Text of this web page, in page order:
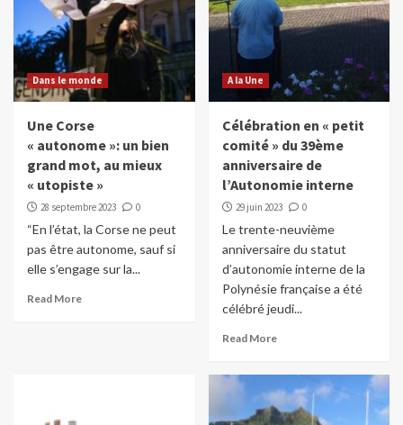
Dans le monde
Une Corse
« autonome »: un bien
grand mot, au mieux
« utopiste »
28 septembre 2023 0
“En l’état, la Corse ne peut
pas être autonome, sauf si
elle s’engage sur la...
Read More
A la Une
Célébration en « petit
comité » du 39ème
anniversaire de
l’Autonomie interne
29 juin 2023 0
Le trente-neuvième
anniversaire du statut
d’autonomie interne de la
Polynésie française a été
célébré jeudi...
Read More